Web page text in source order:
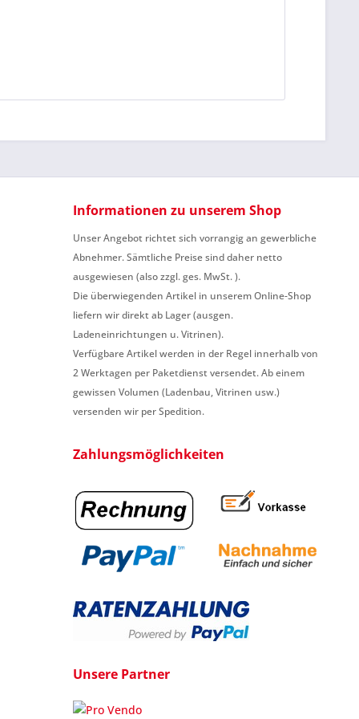
Informationen zu unserem Shop
Unser Angebot richtet sich vorrangig an gewerbliche
Abnehmer. Sämtliche Preise sind daher netto
ausgewiesen (also zzgl. ges. MwSt. ).
Die überwiegenden Artikel in unserem Online-Shop
liefern wir direkt ab Lager (ausgen.
Ladeneinrichtungen u. Vitrinen).
Verfügbare Artikel werden in der Regel innerhalb von
2 Werktagen per Paketdienst versendet. Ab einem
gewissen Volumen (Ladenbau, Vitrinen usw.)
versenden wir per Spedition.
Zahlungsmöglichkeiten
Unsere Partner